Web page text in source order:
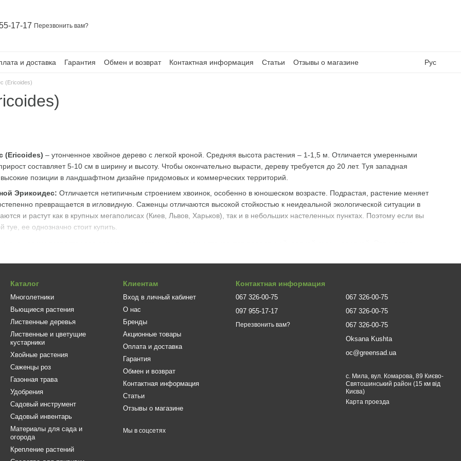
17-17 Перезвонить вам?
и доставка Гарантия Обмен и возврат Контактная информация Статьи Отзывы о магазине Рус
(Ericoides)
(Ericoides) – утонченное хвойное дерево с легкой кроной. Средняя высота растения – 1-1,5 м. Отличается умеренными
составляет 5-10 см в ширину и высоту. Чтобы окончательно вырасти, дереву требуется до 20 лет. Туя западная
позиции в ландшафтном дизайне придомовых и коммерческих территорий.
Эрикоидес: Отличается нетипичным строением хвоинок, особенно в юношеском возрасте. Подрастая, растение меняет
превращается в игловидную. Саженцы отличаются высокой стойкостью к неидеальной экологической ситуации в
и растут как в крупных мегаполисах (Киев, Львов, Харьков), так и в небольших настеленных пунктах. Поэтому если вы
туе, ее однозначно стоит купить.
окрас.
Эрикоидес (Ericoides):
Поверхностная, корни прорастают за пределы границ кроны. Саженцы и взрослые экземпляры
Туя западная Эрикоидес (Ericoides) не требовательна к почвам, однако стоит уделить внимание кислотности.
тяжелые, перенасыщенные удобрениями почвы. Саженцы по достоинству оценят супесчаную почву с дренажем.
участках. Но если такой возможности нет, дерево растет и развивается в полутени, однако медленнее чем на солнышке и
дизайне:Стройная и грациозная Thuja occidentalis Ericoides гармонично смотрится в групповых посадках, а также в
аккуратного зеленого газона. Послужит центром композиции каменистых горок и других ландшафтных произведений.
декоративными культурами и цветами, например, розами.
саженцы туи западной Эрикоидес, стоит обратиться в садовый центр – цена здесь соответствует высокому качеству саженцев.
не нуждается в особом уходе, достаточно первые два года поливать раз в 10-14 дней. Подросшее дерево нужно подрезать
Каталог
Многолетники
Вьющиеся растения
Лиственные деревья
Лиственные и цветущие
кустарники
Хвойные растения
Саженцы роз
Газонная трава
Удобрения
Садовый инструмент
Садовый инвентарь
Материалы для сада и
огорода
Крепление растений
Клиентам
Вход в личный кабинет
О нас
Бренды
Акционные товары
Оплата и доставка
Гарантия
Обмен и возврат
Контактная информация
Статьи
Отзывы о магазине
Мы в соцсетях
Контактная информация
067 326-00-75
097 955-17-17
Перезвонить вам?
067 326-00-75
067 326-00-75
067 326-00-75
Oksana Kushta
oc@greensad.ua
с. Мила, вул. Комарова, 89 Києво-
Святошинський район (15 км від
Києва)
Карта проезда